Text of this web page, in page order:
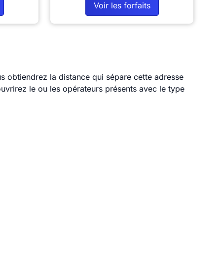
Voir les forfaits
obtiendrez la distance qui sépare cette adresse
le ou les opérateurs présents avec le type